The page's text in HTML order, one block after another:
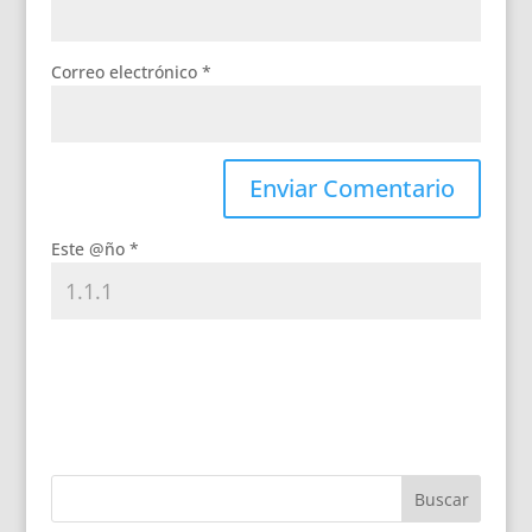
Correo electrónico *
Este @ño *